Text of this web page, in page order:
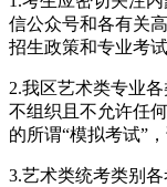
信公众号和各有关
招生政策和专业考试
2.我区艺术类专业
不组织且不允许任
的所谓“模拟考试”
3.艺术类统考类别